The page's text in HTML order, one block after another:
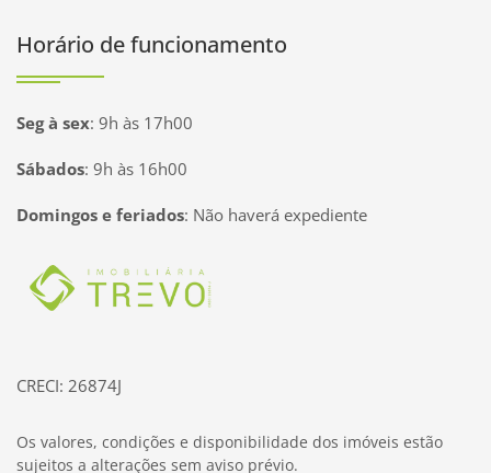
Horário de funcionamento
Seg à sex: 9h às 17h00
Sábados: 9h às 16h00
Domingos e feriados: Não haverá expediente
Página inicial
CRECI: 26874J
Os valores, condições e disponibilidade dos imóveis estão
sujeitos a alterações sem aviso prévio.